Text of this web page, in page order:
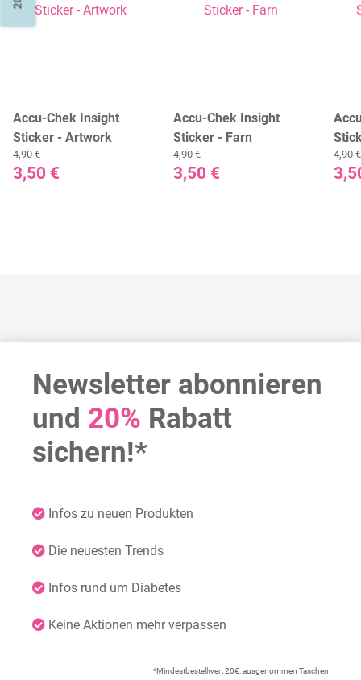
Accu-Chek Insight
Sticker - Artwork
3,50 €
4,90 €
Accu-Chek Insight
Sticker - Farn
3,50 €
4,90 € 4,90 €
Newsletter abonnieren
und 20% Rabatt
sichern!*
Infos zu neuen Produkten
Die neuesten Trends
Infos rund um Diabetes
Keine Aktionen mehr verpassen
*Mindestbestellwert 20€, ausgenommen Taschen